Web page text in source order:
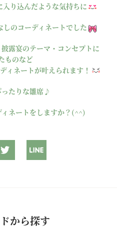
り込んだような気持ちに
のコーディネートでした
露宴のテーマ・コンセプトに
ものなど
ィネートが叶えられます！
たりな雛席♪
ネートをしますか？(^^)
から探す